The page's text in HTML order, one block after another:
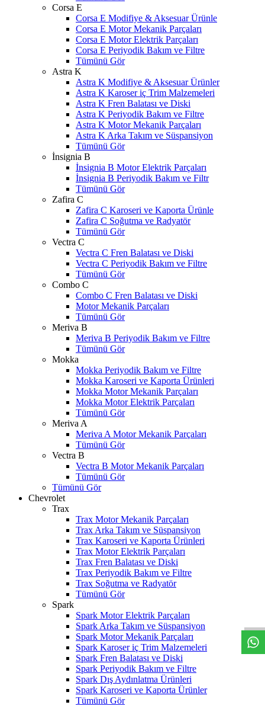
Corsa E
Corsa E Modifiye & Aksesuar Ürünle
Corsa E Motor Mekanik Parçaları
Corsa E Motor Elektrik Parçaları
Corsa E Periyodik Bakım ve Filtre
Tümünü Gör
Astra K
Astra K Modifiye & Aksesuar Ürünler
Astra K Karoser iç Trim Malzemeleri
Astra K Fren Balatası ve Diski
Astra K Periyodik Bakım ve Filtre
Astra K Motor Mekanik Parçaları
Astra K Arka Takım ve Süspansiyon
Tümünü Gör
İnsignia B
İnsignia B Motor Elektrik Parçaları
İnsignia B Periyodik Bakım ve Filtr
Tümünü Gör
Zafira C
Zafira C Karoseri ve Kaporta Ürünle
Zafira C Soğutma ve Radyatör
Tümünü Gör
Vectra C
Vectra C Fren Balatası ve Diski
Vectra C Periyodik Bakım ve Filtre
Tümünü Gör
Combo C
Combo C Fren Balatası ve Diski
Motor Mekanik Parçaları
Tümünü Gör
Meriva B
Meriva B Periyodik Bakım ve Filtre
Tümünü Gör
Mokka
Mokka Periyodik Bakım ve Filtre
Mokka Karoseri ve Kaporta Ürünleri
Mokka Motor Mekanik Parçaları
Mokka Motor Elektrik Parçaları
Tümünü Gör
Meriva A
Meriva A Motor Mekanik Parçaları
Tümünü Gör
Vectra B
Vectra B Motor Mekanik Parçaları
Tümünü Gör
Tümünü Gör
Chevrolet
Trax
Trax Motor Mekanik Parçaları
Trax Arka Takım ve Süspansiyon
Trax Karoseri ve Kaporta Ürünleri
Trax Motor Elektrik Parçaları
Trax Fren Balatası ve Diski
Trax Periyodik Bakım ve Filtre
Trax Soğutma ve Radyatör
Tümünü Gör
Spark
Spark Motor Elektrik Parçaları
Spark Arka Takım ve Süspansiyon
Spark Motor Mekanik Parçaları
Spark Karoser iç Trim Malzemeleri
Spark Fren Balatası ve Diski
Spark Periyodik Bakım ve Filtre
Spark Dış Aydınlatma Ürünleri
Spark Karoseri ve Kaporta Ürünler
Tümünü Gör